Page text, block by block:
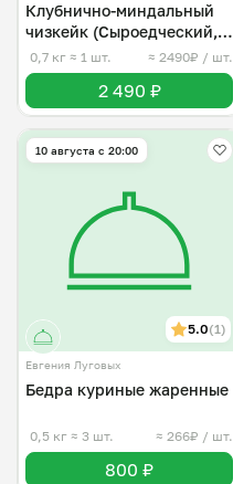
Клубнично-миндальный
чизкейк (Сыроедческий,
веган)
0,7 кг ≈ 1 шт. ≈ 2490₽ / шт.
2 490 ₽
10 августа с 20:00
5.0(1)
Евгения Луговых
Бедра куриные жаренные
0,5 кг ≈ 3 шт. ≈ 266₽ / шт.
800 ₽